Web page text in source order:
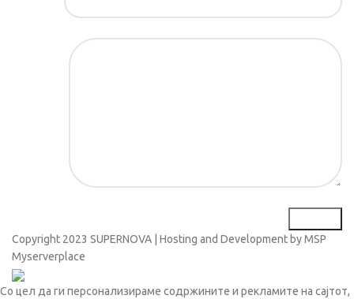
Copyright 2023 SUPERNOVA | Hosting and Development by MSP
Myserverplace
Со цел да ги персонализираме содржините и рекламите на сајтот,